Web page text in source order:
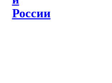
России